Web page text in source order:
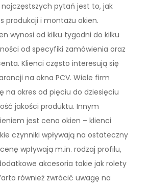
pytań jest to, jak
produkcji i montażu okien.
wynosi od kilku tygodni do kilku
od specyfiki zamówienia oraz
Klienci często interesują się
na okna PCV. Wiele firm
na okres od pięciu do dziesięciu
jakości produktu. Innym
jest cena okien – klienci
czynniki wpływają na ostateczny
wpływają m.in. rodzaj profilu,
akcesoria takie jak rolety
również zwrócić uwagę na